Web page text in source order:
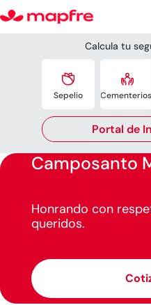
Calcula tu

Sepelio

Cementerios
Portal de
Camposanto
Honrando con
queridos.